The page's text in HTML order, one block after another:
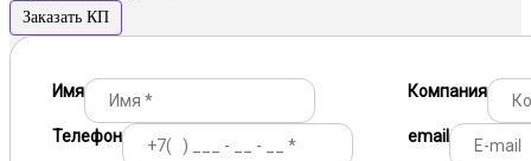
Заказать КП
Имя Компания
Телефон email